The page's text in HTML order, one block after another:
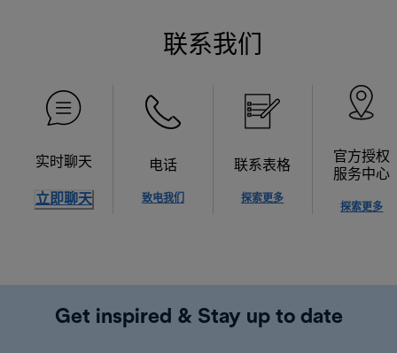
联系我们
实时聊天
立即聊天
电话
致电我们
联系表格
探索更多
官方授权
服务中心
探索更多
Get inspired & Stay up to date